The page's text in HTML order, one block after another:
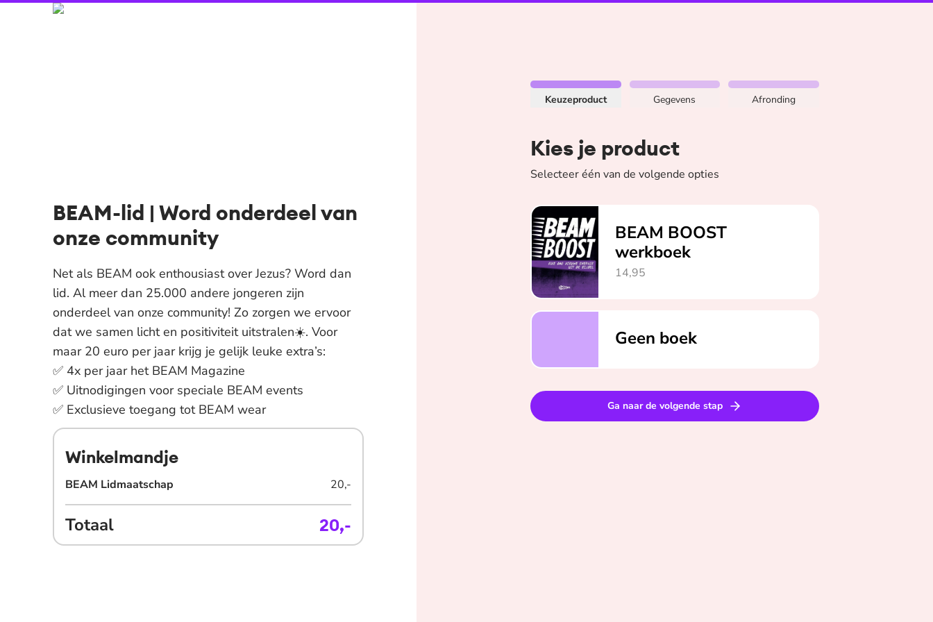
BEAM-lid | Word onderdeel van
onze community
Net als BEAM ook enthousiast over Jezus? Word dan
lid. Al meer dan 25.000 andere jongeren zijn
onderdeel van onze community! Zo zorgen we ervoor
dat we samen licht en positiviteit uitstralen☀️. Voor
maar 20 euro per jaar krijg je gelijk leuke extra’s:
✅ 4x per jaar het BEAM Magazine
✅ Uitnodigingen voor speciale BEAM events
✅ Exclusieve toegang tot BEAM wear
Winkelmandje
BEAM Lidmaatschap 20,-
Totaal 20,-
Bestellen BEAM-lid | Word onderdeel van onze community. Stap 1 van 3:
Keuzeproduct Gegevens Afronding
Kies je product
Selecteer één van de volgende opties
BEAM BOOST
werkboek
14,95
BEAM BOOST werkboek, niet geselecteerd
Geen boek
Geen boek, niet geselecteerd
Ga naar de volgende stap